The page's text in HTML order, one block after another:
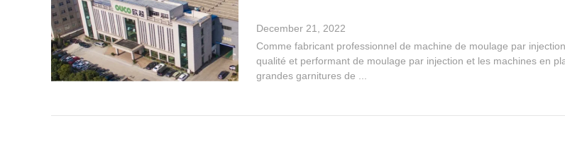
December 21, 2022
Comme fabricant professionnel de machine de moulage par
qualité et performant de moulage par injection et les machines en
grandes garnitures de ...